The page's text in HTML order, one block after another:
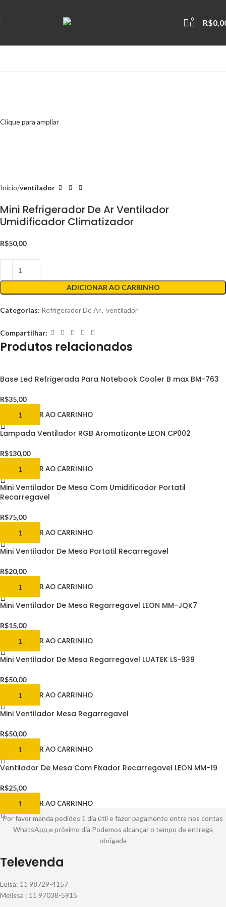
0 R$
Clique para ampliar
Início ventilador
Mini Refrigerador De Ar Ventilador
Umidificador Climatizador
R$50,00
ADICIONAR AO CARRINHO
Categorias: Refrigerador De Ar, ventilador
Compartilhar:
Produtos relacionados
Base Led Refrigerada Para Notebook Cooler B max BM-763
R$35,00
ADICIONAR AO CARRINHO
Lampada Ventilador RGB Aromatizante LEON CP002
R$130,00
ADICIONAR AO CARRINHO
Mini Ventilador De Mesa Com Umidificador Portatil
Recarregavel
R$75,00
ADICIONAR AO CARRINHO
Mini Ventilador De Mesa Portatil Recarregavel
R$20,00
ADICIONAR AO CARRINHO
Mini Ventilador De Mesa Regarregavel LEON MM-JQK7
R$15,00
ADICIONAR AO CARRINHO
Mini Ventilador De Mesa Regarregavel LUATEK LS-939
R$50,00
ADICIONAR AO CARRINHO
Mini Ventilador Mesa Regarregavel
R$50,00
ADICIONAR AO CARRINHO
Ventilador De Mesa Com Fixador Recarregavel LEON MM-19
R$25,00
ADICIONAR AO CARRINHO
Por favor manda pedidos 1 dia útil e fazer pagamento entra nos contas
WhatsApp,e próximo dia Podemos alcançar o tempo de entrega
obrigada
Televenda
Luisa: 11 98729-4157
Melissa : 11 97038-5915